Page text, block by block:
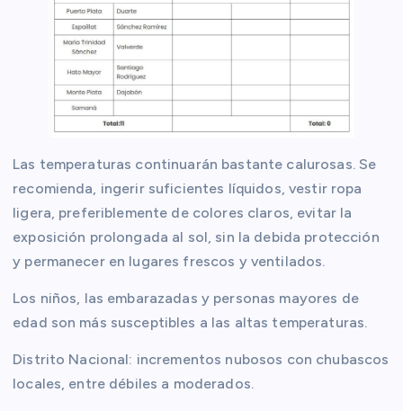
Las temperaturas continuarán bastante calurosas. Se
recomienda, ingerir suficientes líquidos, vestir ropa
ligera, preferiblemente de colores claros, evitar la
exposición prolongada al sol, sin la debida protección
y permanecer en lugares frescos y ventilados.
Los niños, las embarazadas y personas mayores de
edad son más susceptibles a las altas temperaturas.
Distrito Nacional: incrementos nubosos con chubascos
locales, entre débiles a moderados.